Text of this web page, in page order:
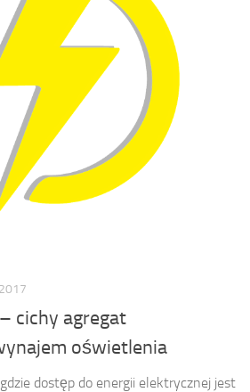
cichy agregat
oświetlenia
dostęp do energii elektrycznej jest